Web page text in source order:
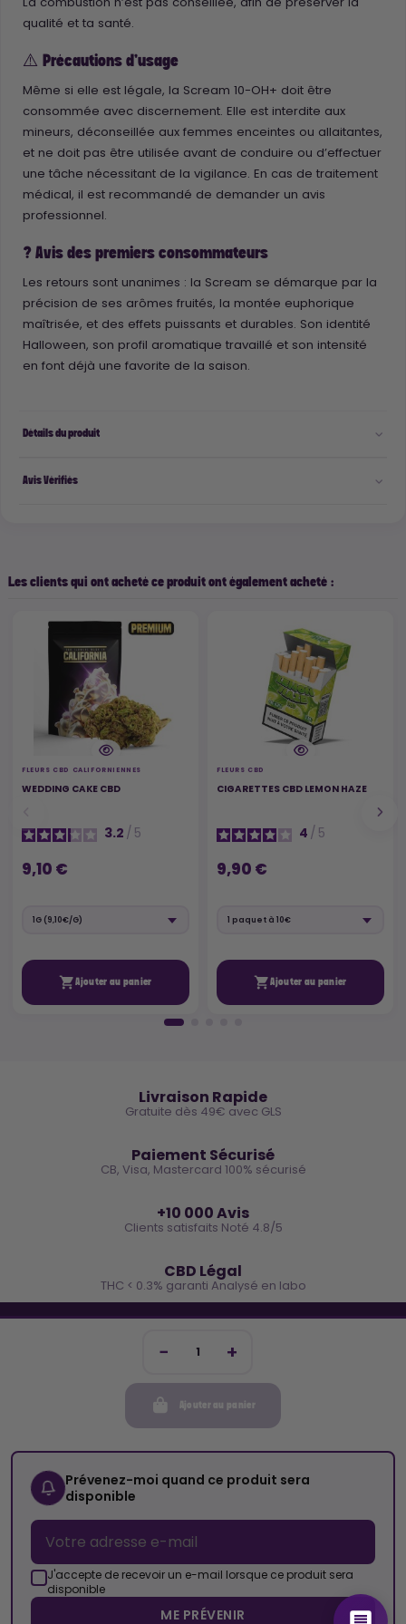
Ajouter au panier
Prévenez-moi quand ce produit sera
disponible
J'accepte de recevoir un e-mail lorsque ce produit sera
disponible
ME PRÉVENIR
qualité et ta santé.
⚠️ Précautions d’usage
Même si elle est légale, la Scream 10-OH+ doit être
consommée avec discernement. Elle est interdite aux
mineurs, déconseillée aux femmes enceintes ou allaitantes,
et ne doit pas être utilisée avant de conduire ou d’effectuer
une tâche nécessitant de la vigilance. En cas de traitement
médical, il est recommandé de demander un avis
professionnel.
? Avis des premiers consommateurs
Les retours sont unanimes : la Scream se démarque par la
précision de ses arômes fruités, la montée euphorique
maîtrisée, et des effets puissants et durables. Son identité
Halloween, son profil aromatique travaillé et son intensité
en font déjà une favorite de la saison.
Détails du produit
Avis Vérifiés
Les clients qui ont acheté ce produit ont également acheté :
FLEURS CBD CALIFORNIENNES
WEDDING CAKE CBD
3.2 / 5
9,10 €
Ajouter au panier
FLEURS CBD
CIGARETTES CBD LEMON HAZE
4 / 5
9,90 €
Ajouter au panier
Livraison Rapide
Gratuite dès 49€ avec GLS
Paiement Sécurisé
CB, Visa, Mastercard 100% sécurisé
+10 000 Avis
Clients satisfaits Noté 4.8/5
CBD Légal
THC < 0.3% garanti Analysé en labo
Inscris-toi et reçois -10€ sur ta prochaine commande
Cocorikush
Top Catégories
Nous Suivre